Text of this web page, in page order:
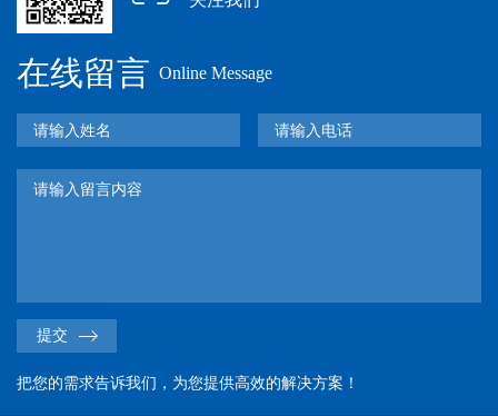
在线留言 Online Message
提交
把您的需求告诉我们，为您提供高效的解决方案！